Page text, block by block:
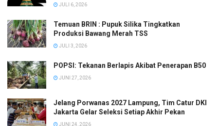
JULI 6, 2026
Temuan BRIN : Pupuk Silika Tingkatkan
Produksi Bawang Merah TSS
JULI 3, 2026
POPSI: Tekanan Berlapis Akibat Penerapan B50
JUNI 27, 2026
Jelang Porwanas 2027 Lampung, Tim Catur DKI
Jakarta Gelar Seleksi Setiap Akhir Pekan
JUNI 24, 2026